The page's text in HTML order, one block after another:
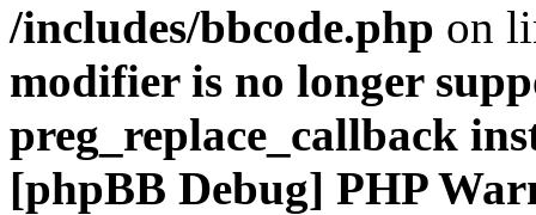
/includes/bbcode.php on
modifier is no longer
preg_replace_callback
[phpBB Debug] PHP